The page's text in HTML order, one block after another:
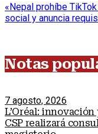
«Nepal prohíbe
social y anuncia
Notas
7 agosto, 2026
L’Oréal:
CSP realizará